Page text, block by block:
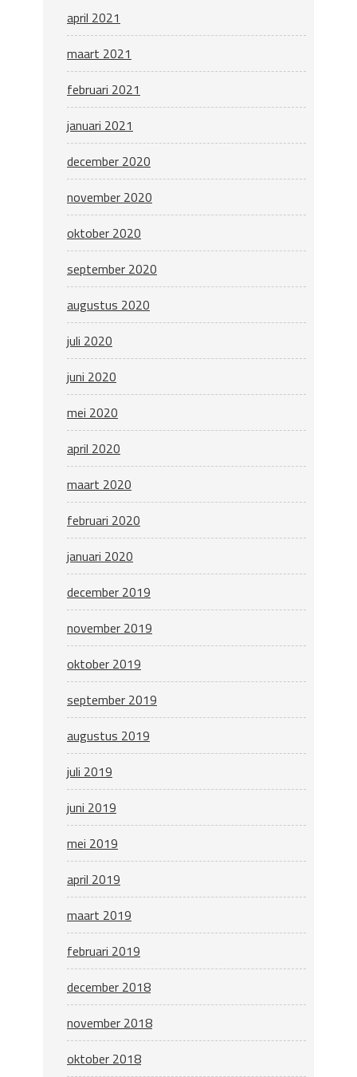
april 2021
maart 2021
februari 2021
januari 2021
december 2020
november 2020
oktober 2020
september 2020
augustus 2020
juli 2020
juni 2020
mei 2020
april 2020
maart 2020
februari 2020
januari 2020
december 2019
november 2019
oktober 2019
september 2019
augustus 2019
juli 2019
juni 2019
mei 2019
april 2019
maart 2019
februari 2019
december 2018
november 2018
oktober 2018